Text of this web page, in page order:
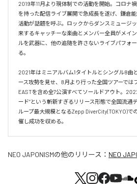
2019年11月より現体制での活動を開始。コロナ
を持った配信ライブ展開で急成長を遂げ、鎌倉
活動が話題を呼ぶ。ロックからダンスミュージ
来するキャッチーな楽曲とメンバー全員がメイ
ルを武器に、他の追随を許さないライブパフォ
る。
2021年はミニアルバム1タイトルとシングル8曲
ース攻勢を見せ、8月より行った全国ツアーでは
EASTを含め全7公演すべてソールドアウト。
ード”という斬新すぎるリリース形態で全国流通
ループ最大規模となるZepp DiverCity(TOKYO)で
催し成功を収める。
NEO JAPONISMの他のリリース： NEO